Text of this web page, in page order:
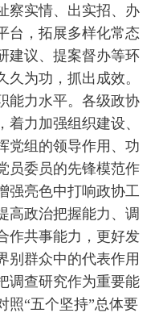
察实情、出实招、办
台，拓展多样化常态
建议、提案督办等环
为功，抓出成效。
能力水平。各级政协
力加强组织建设、
党组的领导作用、功
员委员的先锋模范作
强亮色中打响政协工
高政治把握能力、调
作共事能力，更好发
别群众中的代表作用
调查研究作为重要能
照“五个坚持”总体要